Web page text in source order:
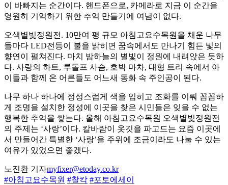
이 바빠지는 순간이다. 핸드폰으로, 카메라로 지금 이 순간을
영원히 기억하기 위한 추억 만들기에 여념이 없다.
오색별빛정원전. 10만여 평 규모 아침고요수목원을 채운 나무
들마다 LED전등이 불을 밝히면 꿈속에서도 만나기 힘든 빛의
향연이 펼쳐진다. 마치 밤하늘의 별빛이 정원에 내려앉은 듯하
다. 사랑의 하트, 루돌프 사슴, 호박 마차, 대형 트리 속에서 아
이들과 함께 온 어른들도 어느새 동화 속 주인공이 된다.
나무 하나 하나에 정성스럽게 색을 입히고 조화를 이뤄 꼼꼼하
게 조명을 설치한 정성에 이곳을 찾은 시민들은 잊을 수 없는
행복한 추억을 쌓는다. 올해 아침고요수목원 오색별빛정원전
의 주제는 ‘사랑’이다. 칼바람이 옷깃을 파고드는 요즘 이곳에
서 만들어간 특별한 ‘사랑’을 주위에 조금이라도 나눌 수 있는
여유가 있었으면 좋겠다.
노진환 기자myfixer@etoday.co.kr
#아침고요수목원 #찰칵 #포토에세이